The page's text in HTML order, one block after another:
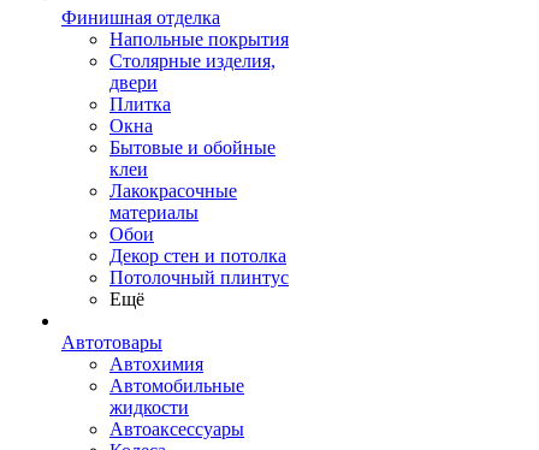
Финишная отделка
Напольные покрытия
Столярные изделия,
двери
Плитка
Окна
Бытовые и обойные
клеи
Лакокрасочные
материалы
Обои
Декор стен и потолка
Потолочный плинтус
Ещё
Автотовары
Автохимия
Автомобильные
жидкости
Автоаксессуары